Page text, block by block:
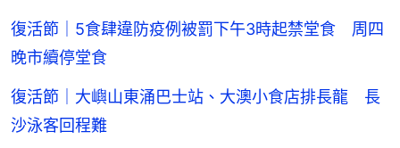
復活節｜5食肆違防疫例被罰下午3時起禁堂食 周四
晚市續停堂食
復活節｜大嶼山東涌巴士站、大澳小食店排長龍 長
沙泳客回程難